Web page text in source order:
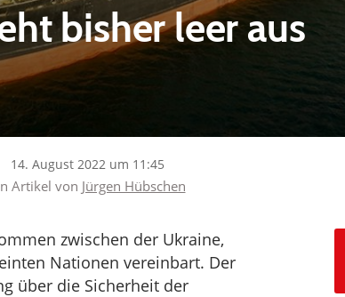
bisher leer aus
14. August 2022 um 11:45
Artikel von Jürgen Hübschen
zwischen der Ukraine,
Nationen vereinbart. Der
über die Sicherheit der